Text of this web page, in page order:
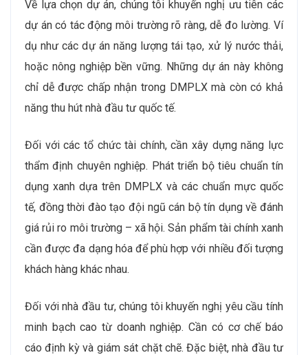
Về lựa chọn dự án, chúng tôi khuyến nghị ưu tiên các
dự án có tác động môi trường rõ ràng, dễ đo lường. Ví
dụ như các dự án năng lượng tái tạo, xử lý nước thải,
hoặc nông nghiệp bền vững. Những dự án này không
chỉ dễ được chấp nhận trong DMPLX mà còn có khả
năng thu hút nhà đầu tư quốc tế.
Đối với các tổ chức tài chính, cần xây dựng năng lực
thẩm định chuyên nghiệp. Phát triển bộ tiêu chuẩn tín
dụng xanh dựa trên DMPLX và các chuẩn mực quốc
tế, đồng thời đào tạo đội ngũ cán bộ tín dụng về đánh
giá rủi ro môi trường – xã hội. Sản phẩm tài chính xanh
cần được đa dạng hóa để phù hợp với nhiều đối tượng
khách hàng khác nhau.
Đối với nhà đầu tư, chúng tôi khuyến nghị yêu cầu tính
minh bạch cao từ doanh nghiệp. Cần có cơ chế báo
cáo định kỳ và giám sát chặt chẽ. Đặc biệt, nhà đầu tư